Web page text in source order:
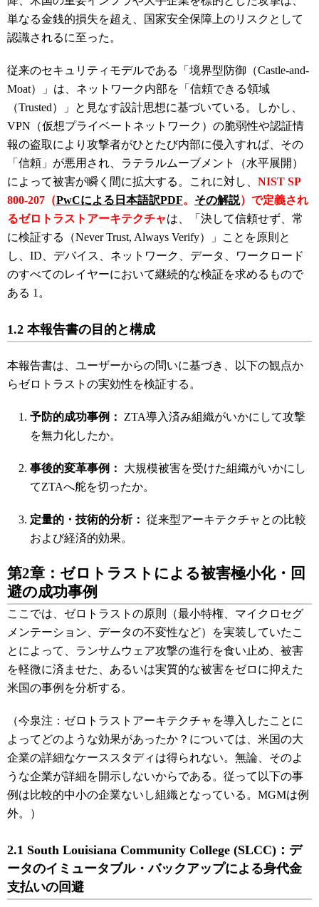
単なる金銭的損失を超え、国家安全保障上のリスクとして
認識されるに至った。
従来のセキュリティモデルである「境界型防御（Castle-and-
Moat）」は、ネットワーク内部を「信頼できる領域
（Trusted）」と見なす設計思想に基づいている。しかし、
VPN（仮想プライベートネットワーク）の脆弱性や認証情
報の盗取により攻撃者がひとたび内部に侵入すれば、その
「信頼」が悪用され、ラテラルムーブメント（水平展開）
によって被害が瞬く間に拡大する。これに対し、 NIST SP
800-207（PwCによる日本語訳PDF。 その解説）で定義され
るゼロトラストアーキテクチャは、「決して信頼せず、常
に検証する（Never Trust, Always Verify）」ことを原則と
し、ID、デバイス、ネットワーク、データ、ワークロード
のすべてのレイヤーにおいて継続的な検証を求めるもので
ある 1 。
1.2 本報告書の目的と構成
本報告書は、ユーザーからの問いに基づき、以下の観点か
らゼロトラストの実効性を検証する。
予防的成功事例：
ZTA導入済み組織がいかにして攻撃
を無力化したか。
事後的変革事例：
大規模被害を受けた組織がいかにし
てZTAへ舵を切ったか。
定量的・技術的分析： 従来型アーキテクチャとの比較
および経済的効果。
第2章：ゼロトラストによる被害極小化・回
避の成功事例
ここでは、ゼロトラストの原則（最小特権、マイクロセグ
メンテーション、データの不変性など）を実装していたこ
とによって、ランサムウェア攻撃の進行を食い止め、被害
を軽微に済ませた、あるいは実質的な被害をゼロに抑えた
米国の事例を分析する。
（今泉注：ゼロトラストアーキテクチャを導入したことに
よってどのような効果があったか？については、米国の大
企業の詳細なケーススタディは得られない。無論、そのよ
うな企業が詳細を開示しないからである。従って以下の事
例は比較的中小の企業ないし組織となっている。MGMは例
外。）
2.1 South Louisiana Community College (SLCC)：デ
ータのイミュータブル・バックアップによる身代金
支払いの回避